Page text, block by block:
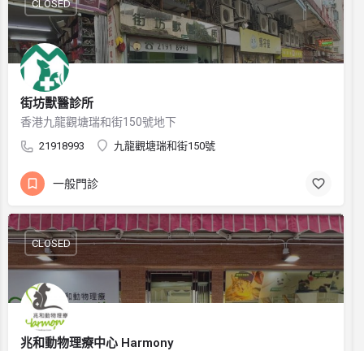
街坊獸醫診所
香港九龍觀塘瑞和街150號地下
21918993 九龍觀塘瑞和街150號
CLOSED
一般門診
兆和動物理療中心 Harmony
CLOSED